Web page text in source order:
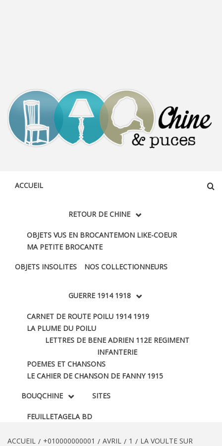
ACCUEIL
RETOUR DE CHINE
OBJETS VUS EN BROCANTEMON LIKE-COEUR
MA PETITE BROCANTE
OBJETS INSOLITES NOS COLLECTIONNEURS
GUERRE 1914 1918
CARNET DE ROUTE POILU 1914 1919
LA PLUME DU POILU
LETTRES DE BENE ADRIEN 112E REGIMENT
INFANTERIE
POEMES ET CHANSONS
LE CAHIER DE CHANSON DE FANNY 1915
BOUQCHINE
FEUILLETAGELA BD
SITES
ACCUEIL +010000000001 AVRIL 1
LA VOULTE SUR